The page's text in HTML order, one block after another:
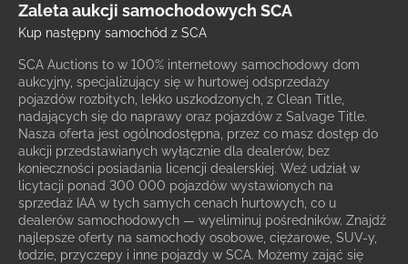
Zaleta aukcji samochodowych SCA
Kup następny samochód z SCA
SCA Auctions to w 100% internetowy samochodowy dom
aukcyjny, specjalizujący się w hurtowej odsprzedaży
pojazdów rozbitych, lekko uszkodzonych, z Clean Title,
nadających się do naprawy oraz pojazdów z Salvage Title.
Nasza oferta jest ogólnodostępna, przez co masz dostęp do
aukcji przedstawianych wyłącznie dla dealerów, bez
konieczności posiadania licencji dealerskiej. Weź udział w
licytacji ponad 300 000 pojazdów wystawionych na
sprzedaż IAA w tych samych cenach hurtowych, co u
dealerów samochodowych — wyeliminuj pośredników. Znajdź
najlepsze oferty na samochody osobowe, ciężarowe, SUV-y,
łodzie, przyczepy i inne pojazdy w SCA. Możemy zająć się